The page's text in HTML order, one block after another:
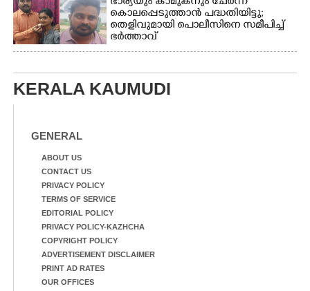
ഭാര്യയും കാമുകനും ചേർന്ന്
കൊലപ്പെടുത്താൻ പദ്ധതിയിട്ടു;
തെളിവുമായി പൊലീസിനെ സമീപിച്ച്
ഭർത്താവ്
KERALA KAUMUDI
GENERAL
ABOUT US
CONTACT US
PRIVACY POLICY
TERMS OF SERVICE
EDITORIAL POLICY
PRIVACY POLICY-KAZHCHA
COPYRIGHT POLICY
ADVERTISEMENT DISCLAIMER
PRINT AD RATES
OUR OFFICES